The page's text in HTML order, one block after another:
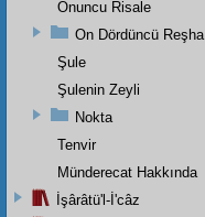
Onuncu Risale
On Dördüncü Reşha
Şule
Şulenin Zeyli
Nokta
Tenvir
Münderecat Hakkında
İşârâtü'l-İ'câz